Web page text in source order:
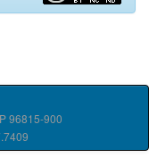
96815-900